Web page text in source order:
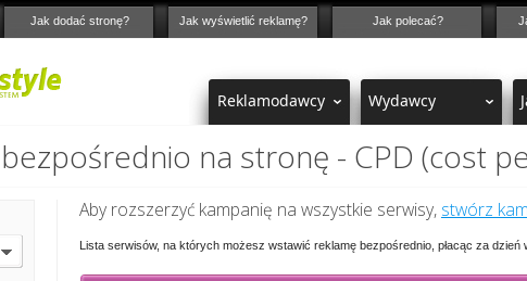
Jak dodać stronę? Jak wyświetlić reklamę? Jak polecać?
Reklamodawcy Wydawcy
na stronę - CPD (cost
Aby rozszerzyć kampanię na wszystkie serwisy, stwórz
Lista serwisów, na których możesz wstawić reklamę bezpośrednio, płacąc za